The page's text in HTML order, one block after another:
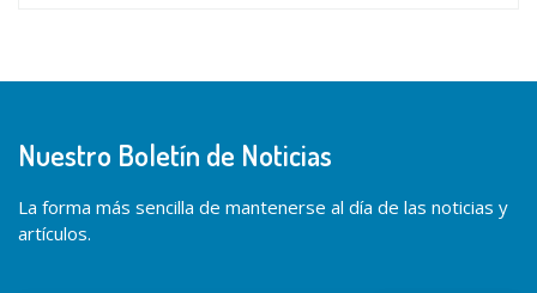
Nuestro Boletín de Noticias
La forma más sencilla de mantenerse al día de las noticias y
artículos.